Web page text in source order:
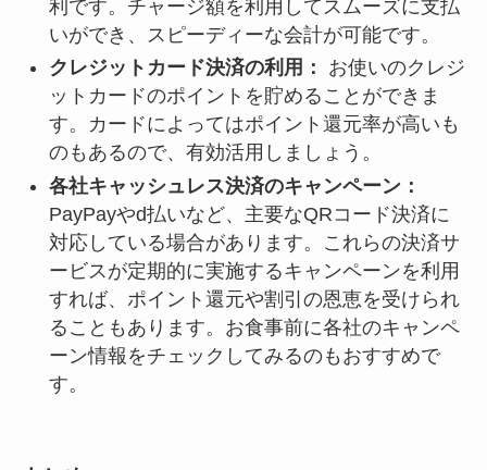
利です。チャージ額を利用してスムーズに支払
いができ、スピーディーな会計が可能です。
クレジットカード決済の利用：
お使いのクレジ
ットカードのポイントを貯めることができま
す。カードによってはポイント還元率が高いも
のもあるので、有効活用しましょう。
各社キャッシュレス決済のキャンペーン：
PayPayやd払いなど、主要なQRコード決済に
対応している場合があります。これらの決済サ
ービスが定期的に実施するキャンペーンを利用
すれば、ポイント還元や割引の恩恵を受けられ
ることもあります。お食事前に各社のキャンペ
ーン情報をチェックしてみるのもおすすめで
す。